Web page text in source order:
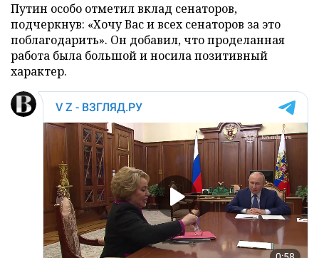
Путин особо отметил вклад сенаторов,
подчеркнув: «Хочу Вас и всех сенаторов за это
поблагодарить». Он добавил, что проделанная
работа была большой и носила позитивный
характер.